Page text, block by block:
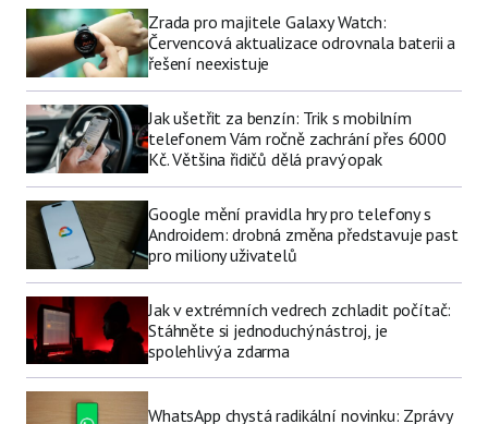
Zrada pro majitele Galaxy Watch:
Červencová aktualizace odrovnala baterii a
řešení neexistuje
Jak ušetřit za benzín: Trik s mobilním
telefonem Vám ročně zachrání přes 6000
Kč. Většina řidičů dělá pravý opak
Google mění pravidla hry pro telefony s
Androidem: drobná změna představuje past
pro miliony uživatelů
Jak v extrémních vedrech zchladit počítač:
Stáhněte si jednoduchý nástroj, je
spolehlivý a zdarma
WhatsApp chystá radikální novinku: Zprávy